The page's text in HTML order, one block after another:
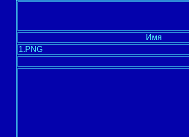
Имя
1.PNG